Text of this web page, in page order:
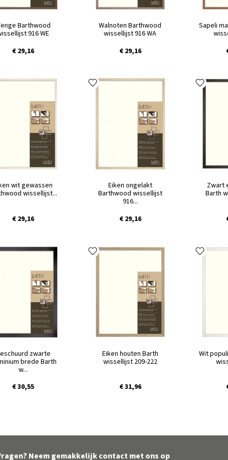
Barthwood
916 WE
€ 29,16
Walnoten Barthwood
wissellijst 916 WA
€ 29,16
Sapeli
wit gewassen
wissellijst...
€ 29,16
Eiken ongelakt
Barthwood wissellijst
916...
€ 29,16
Zwart
Barth
zwarte
brede Barth
w...
€ 30,55
Eiken houten Barth
wissellijst 209-222
€ 31,96
Wit
Neem gemakkelijk contact met ons op